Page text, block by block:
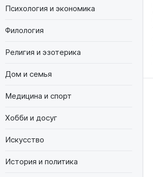
Психология и экономика
Филология
Религия и эзотерика
Дом и семья
Медицина и спорт
Хобби и досуг
Искусство
История и политика